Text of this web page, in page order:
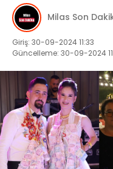
EKONOMI
SPOR
VEFAT
GENEL
İLETIŞIM
KÜNYE
Milas Son
Giriş: 30-09-2024 11:33
Güncelleme: 30-09-2024